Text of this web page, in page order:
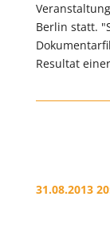
Berlin statt.
Resultat
31.08.2013